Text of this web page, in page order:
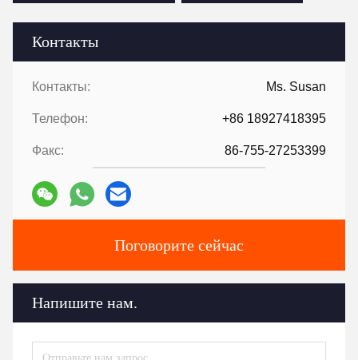
Контакты
Контакты: Ms. Susan
Телефон: +86 18927418395
Факс: 86-755-27253399
Поговорите сейчас
Напишите нам.